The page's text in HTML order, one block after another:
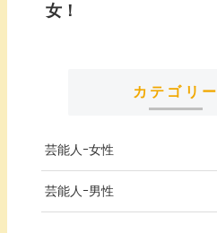
女！
カテゴリー
芸能人ｰ女性
芸能人ｰ男性